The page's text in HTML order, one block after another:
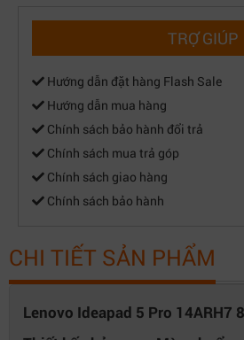
Chuột
Cảm ứng đa điểm
Kết nối USB
1x USB 3.2 Gen
2x USB-C 3.2
DisplayPort 1.4)
Kết nối HDMI/VGA
1x HDMI 2.0
jack (3.5mm)
Camera
ToF, FHD 1080p &
LOA
2 Loa
TRỢ GIÚP
Hướng dẫn đặt hàng Flash Sale
Hướng dẫn mua hàng
Chính sách bảo hành đổi trả
Chính sách mua trả góp
Chính sách giao hàng
Chính sách bảo hành
CHI TIẾT SẢN PHẨM
Lenovo Ideapad 5 Pro 14ARH7